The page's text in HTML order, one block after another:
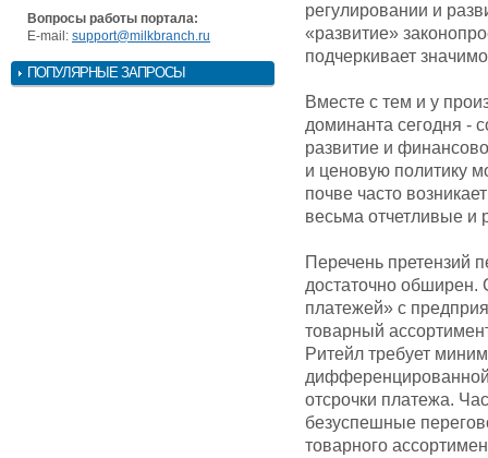
Вопросы работы портала:
E-mail: support@milkbranch.ru
ПОПУЛЯРНЫЕ ЗАПРОСЫ
регулировании и
«развитие»
подчеркивает
Вместе с тем и у
доминанта сегодня -
развитие и
и ценовую политику
почве часто
весьма отчетливые и
Перечень претензий
достаточно обширен.
платежей» с
товарный
Ритейл требует
дифференцированной
отсрочки платежа.
безуспешные
товарного